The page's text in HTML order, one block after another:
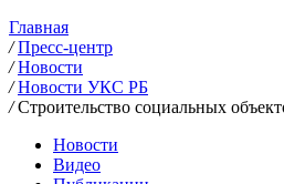
Главная
/ Пресс-центр
/ Новости
/ Новости УКС РБ
/ Строительство социальных
Новости
Видео